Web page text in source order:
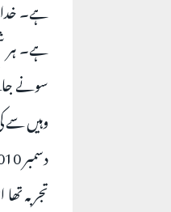
ہے۔ خدا
ہے۔ ہر
سونے
وہیں سے
تجربہ